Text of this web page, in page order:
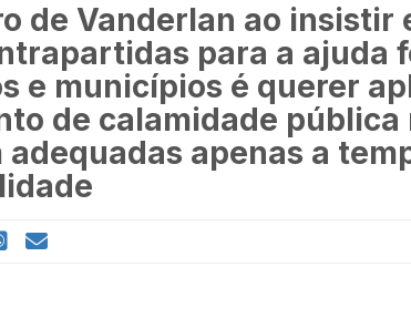
de Vanderlan ao insistir
para a ajuda
e municípios é querer
de calamidade pública
adequadas apenas a